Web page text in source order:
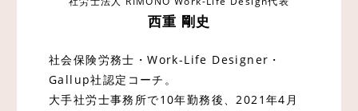
西重 剛史
社会保険労務士・Work-Life Designer・
Gallup社認定コーチ。
大手社労士事務所で10年勤務後、2021年4月